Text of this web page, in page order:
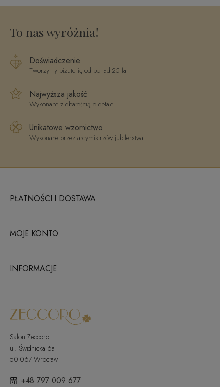
To nas wyróżnia!
Doświadczenie
Tworzymy biżuterię od ponad 25 lat
Najwyższa jakość
Wykonane z dbałością o detale
Unikatowe wzornictwo
Wykonane przez arcymistrzów jubilerstwa
PŁATNOŚCI I DOSTAWA
MOJE KONTO
INFORMACJE
Salon Zeccoro
ul. Świdnicka 6a
50-067 Wrocław
+48 797 009 677